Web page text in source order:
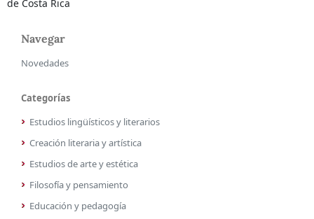
de Costa Rica
Navegar
Novedades
Categorías
Estudios lingüísticos y literarios
Creación literaria y artística
Estudios de arte y estética
Filosofía y pensamiento
Educación y pedagogía